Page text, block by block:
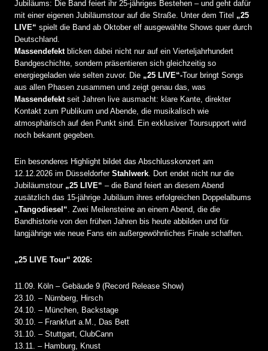
Jubiläums: Die Band feiert ihr 25-jähriges Bestehen – und geht dafür
mit einer eigenen Jubiläumstour auf die Straße. Unter dem Titel „25
LIVE“ spielt die Band ab Oktober elf ausgewählte Shows quer durch
Deutschland.
Massendefektblicken dabei nicht nur auf ein Vierteljahrhundert
Bandgeschichte, sondern präsentieren sich gleichzeitig so
energiegeladen wie selten zuvor. Die „25 LIVE“-Tour bringt Songs
aus allen Phasen zusammen und zeigt genau das, was
Massendefektseit Jahren live ausmacht: klare Kante, direkter
Kontakt zum Publikum und Abende, die musikalisch wie
atmosphärisch auf den Punkt sind. Ein exklusiver Toursupport wird
noch bekannt gegeben.
Ein besonderes Highlight bildet das Abschlusskonzert am
12.12.2026 im Düsseldorfer Stahlwerk . Dort endet nicht nur die
Jubiläumstour „25 LIVE“ – die Band feiert an diesem Abend
zusätzlich das 15-jährige Jubiläum ihres erfolgreichen Doppelalbums
„Tangodiesel“ . Zwei Meilensteine an einem Abend, die die
Bandhistorie von den frühen Jahren bis heute abbilden und für
langjährige wie neue Fans ein außergewöhnliches Finale schaffen.
„25 LIVE Tour“ 2026:
11.09. Köln – Gebäude 9 (Record Release Show)
23.10. – Nürnberg, Hirsch
24.10. – München, Backstage
30.10. – Frankfurt a.M., Das Bett
31.10. – Stuttgart, ClubCann
13.11. – Hamburg, Knust